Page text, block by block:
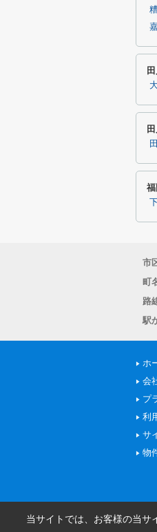
市
町
路
駅
ホ
会
プ
利
サ
物
当サイトでは、お客様の当サ